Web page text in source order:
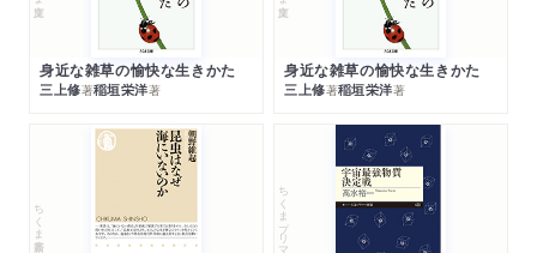
身近な雑草の愉快な生きかた
三上修著稲垣栄洋著
身近な雑草の愉快な生きかた
三上修著稲垣栄洋著
ちくま新書 ちくまプリマー新書